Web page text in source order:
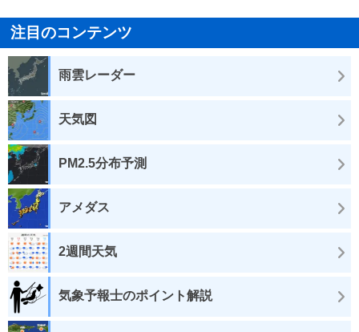
注目のコンテンツ
雨雲レーダー
天気図
PM2.5分布予測
アメダス
2週間天気
気象予報士のポイント解説